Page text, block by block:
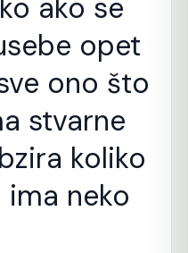
ako se
opet
ono što
stvarne
koliko
ima neko